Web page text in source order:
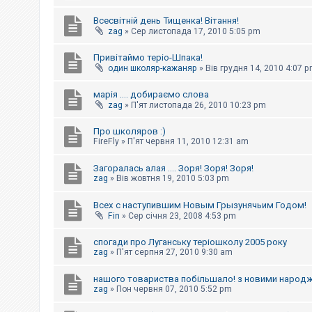
Всесвітній день Тищенка! Вітання!
zag » Сер листопада 17, 2010 5:05 pm
Привітаймо теріо-Шпака!
один школяр-кажаняр » Вів грудня 14, 2010 4:07
марія .... добираємо слова
zag » П'ят листопада 26, 2010 10:23 pm
Про школяров :)
FireFly » П'ят червня 11, 2010 12:31 am
Загоралась алая .... Зоря! Зоря! Зоря!
zag » Вів жовтня 19, 2010 5:03 pm
Всех с наступившим Новым Грызунячьим Годом!
Fin » Сер січня 23, 2008 4:53 pm
спогади про Луганську теріошколу 2005 року
zag » П'ят серпня 27, 2010 9:30 am
нашого товариства побільшало! з новими
zag » Пон червня 07, 2010 5:52 pm